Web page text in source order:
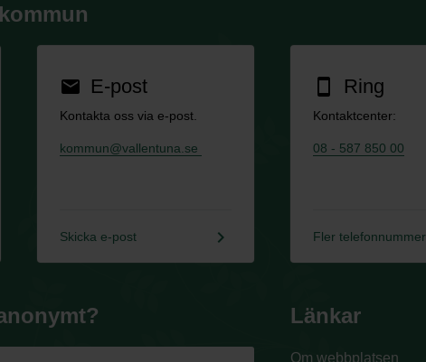
email E-post
Kontakta oss via e-post.
kommun@vallentuna.se
Skicka e-post keyboard_arrow_right
smartphone Ring
Kontaktcenter:
08 - 587 850 00
Fler telefonnummer
Länkar
Om webbplatsen